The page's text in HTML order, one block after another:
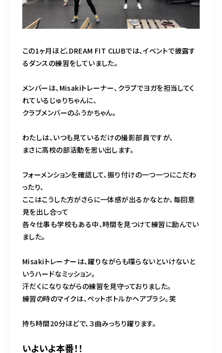
この1ヶ月ほど、DREAM FIT CLUBでは、イベントで披露す
るダンスの練習をしていました。
メンバーは、Misakiトレーナー、クラブでヨガを担当してく
れているじゅりちゃんに、
クラブメンバーのふうかちゃん。
わたしは、いつも見ているだけの撮影部員ですが、
まさに高校の部活動を思い出します。
フォーメンションを確認して、振り付けの一つ一つにこだわ
ったり、
ここはこうした方がさらに一体感が出るかなとか、毎回意
見を出し合って
各々仕事も学校もある中、時間を見つけて練習に励んでい
ました。
Misakiトレーナーは、躍りながらも喋らないといけないと
いうハードなミッション。
汗だくになりながらの練習を見守っておりました。
練習の時のマイクは、ペットボトルかヘアブラシ。笑
持ち時間20分ほどで、３曲みっちり躍ります。
いよいよ本番！！